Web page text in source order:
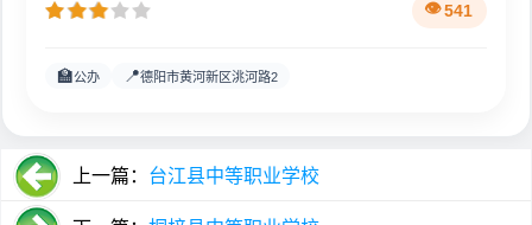
541
🏫公办 📍德阳市黄河新区洮河路2
上一篇： 台江县中等职业学校